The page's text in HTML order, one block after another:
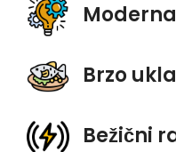
Brzo
Bežični